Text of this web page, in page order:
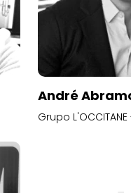
André
Grupo